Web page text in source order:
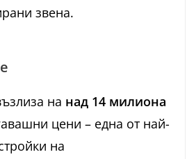
звена.
на над 14 милиона
цени – една от най-
на